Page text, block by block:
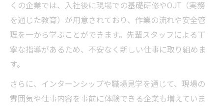
くの企業では、入社後に現場での基礎研修やOJT（実務
を通じた教育）が用意されており、作業の流れや安全管
理を一から学ぶことができます。先輩スタッフによる丁
寧な指導があるため、不安なく新しい仕事に取り組めま
す。
さらに、インターンシップや職場見学を通じて、現場の
雰囲気や仕事内容を事前に体験できる企業も増えていま